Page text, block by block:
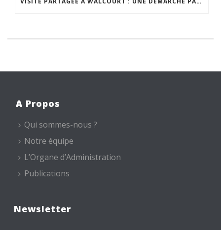
A Propos
Qui sommes-nous ?
Notre équipe
L’Organe d’Administration
Publications
Newsletter